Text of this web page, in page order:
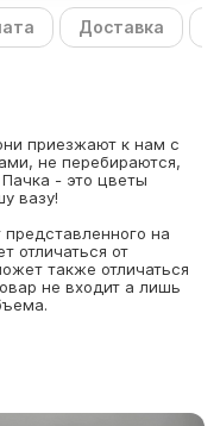
Доставка
приезжают к нам с
не перебираются,
- это цветы
вазу!
на
отличаться от
также отличаться
не входит а лишь